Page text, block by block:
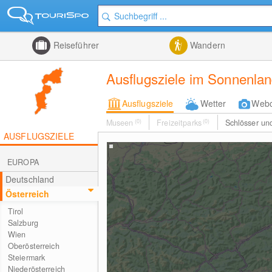
Reiseführer Wandern
Ausflugsziele im
Ausflugsziele Wetter
Museen (0) Freizeitparks (0) Schlösser
AUSFLUGSZIELE
EUROPA
Deutschland
Österreich
Tirol
Salzburg
Wien
Oberösterreich
Steiermark
Niederösterreich